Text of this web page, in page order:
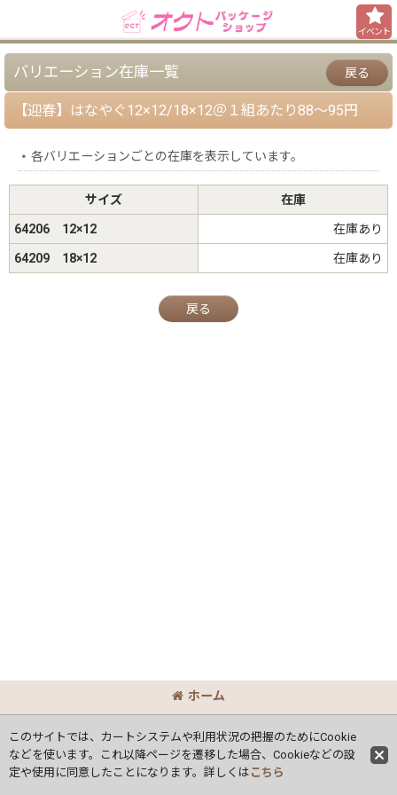
イベント
バリエーション在庫一覧 戻る
【迎春】はなやぐ12×12/18×12＠１組あたり88〜95円
各バリエーションごとの在庫を表示しています。
サイズ 在庫
64206 12×12 在庫あり
64209 18×12 在庫あり
戻る
ホーム
このサイトでは、カートシステムや利用状況の把握のためにCookie
などを使います。これ以降ページを遷移した場合、Cookieなどの設
定や使用に同意したことになります。詳しくは こちら